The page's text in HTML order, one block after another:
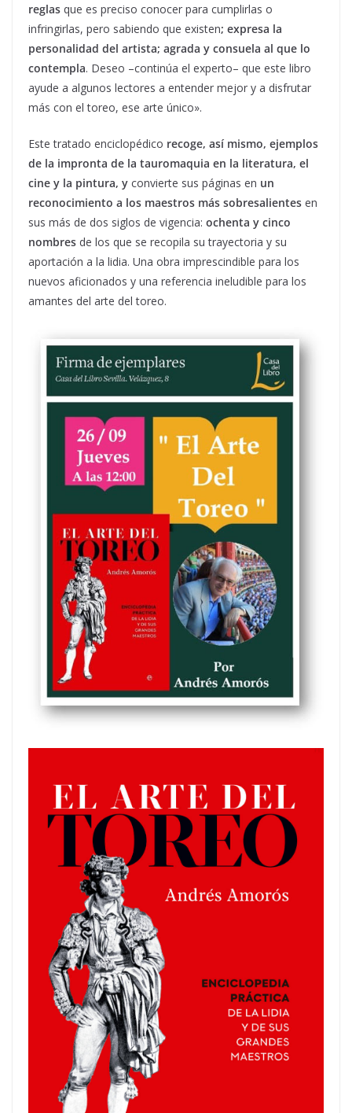
reglas que es preciso conocer para cumplirlas o
infringirlas, pero sabiendo que existen; expresa la
personalidad del artista; agrada y consuela al que lo
contempla. Deseo –continúa el experto– que este libro
ayude a algunos lectores a entender mejor y a disfrutar
más con el toreo, ese arte único».
Este tratado enciclopédico recoge, así mismo, ejemplos
de la impronta de la tauromaquia en la literatura, el
cine y la pintura, y convierte sus páginas en un
reconocimiento a los maestros más sobresalientes en
sus más de dos siglos de vigencia: ochenta y cinco
nombres de los que se recopila su trayectoria y su
aportación a la lidia. Una obra imprescindible para los
nuevos aficionados y una referencia ineludible para los
amantes del arte del toreo.